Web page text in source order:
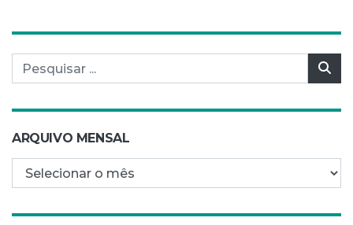
Pesquisar por:
ARQUIVO MENSAL
Arquivo mensal